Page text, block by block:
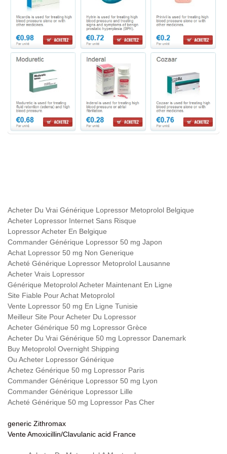
Acheter Du Vrai Générique Lopressor Metoprolol Belgique
Acheter Lopressor Internet Sans Risque
Lopressor Acheter En Belgique
Commander Générique Lopressor 50 mg Japon
Achat Lopressor 50 mg Non Generique
Acheté Générique Lopressor Metoprolol Lausanne
Acheter Vrais Lopressor
Générique Metoprolol Acheter Maintenant En Ligne
Site Fiable Pour Achat Metoprolol
Vente Lopressor 50 mg En Ligne Tunisie
Meilleur Site Pour Acheter Du Lopressor
Acheter Générique 50 mg Lopressor Grèce
Acheter Du Vrai Générique 50 mg Lopressor Danemark
Buy Metoprolol Overnight Shipping
Ou Acheter Lopressor Générique
Achetez Générique 50 mg Lopressor Paris
Commander Générique Lopressor 50 mg Lyon
Commander Générique Lopressor Lille
Acheté Générique 50 mg Lopressor Pas Cher
generic Zithromax
Vente Amoxicillin/Clavulanic acid France